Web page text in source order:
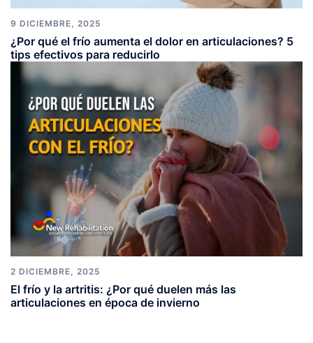
9 DICIEMBRE, 2025
¿Por qué el frío aumenta el dolor en articulaciones? 5
tips efectivos para reducirlo
2 DICIEMBRE, 2025
El frío y la artritis: ¿Por qué duelen más las
articulaciones en época de invierno